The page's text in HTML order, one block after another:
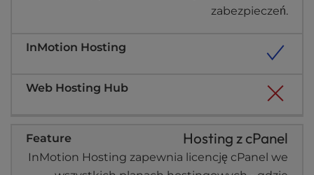
zabezpieczeń.
Hosting z cPanel
InMotion Hosting zapewnia licencję cPanel we